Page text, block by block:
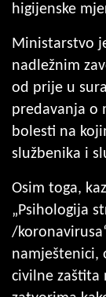
higijenske
Ministarstvo
nadležnim
od prije u
predavanja o
bolesti na
službenika i
Osim toga,
„Psihologija
/
namještenici,
civilne zaštita